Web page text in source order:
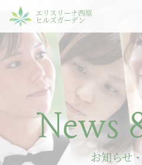
エリスリーナ西原
ヒルズガーデン
News
お知らせ